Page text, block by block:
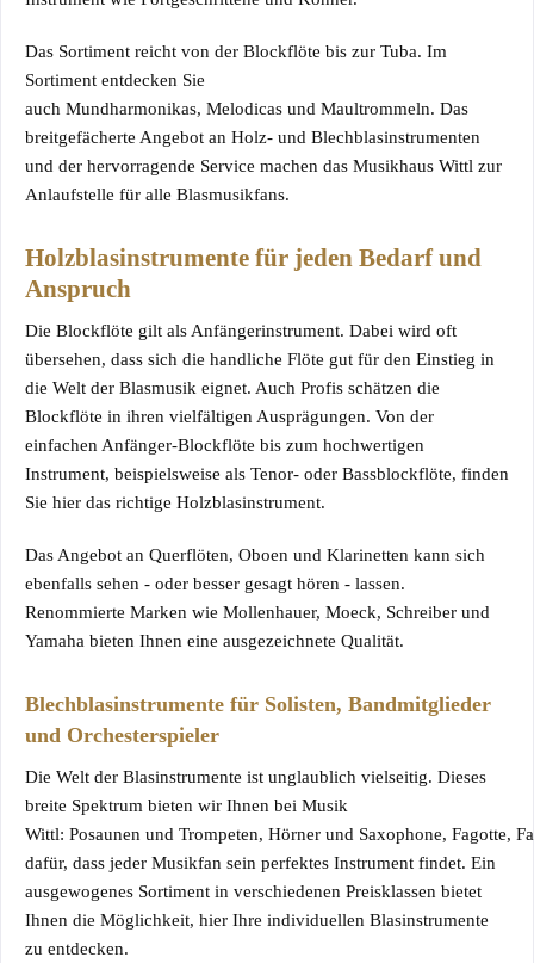
Das Sortiment reicht von der Blockflöte bis zur Tuba. Im
Sortiment entdecken Sie
auch Mundharmonikas, Melodicas und Maultrommeln. Das
breitgefächerte Angebot an Holz- und Blechblasinstrumenten
und der hervorragende Service machen das Musikhaus Wittl zur
Anlaufstelle für alle Blasmusikfans.
Holzblasinstrumente für jeden Bedarf und
Anspruch
Die Blockflöte gilt als Anfängerinstrument. Dabei wird oft
übersehen, dass sich die handliche Flöte gut für den Einstieg in
die Welt der Blasmusik eignet. Auch Profis schätzen die
Blockflöte in ihren vielfältigen Ausprägungen. Von der
einfachen Anfänger-Blockflöte bis zum hochwertigen
Instrument, beispielsweise als Tenor- oder Bassblockflöte, finden
Sie hier das richtige Holzblasinstrument.
Das Angebot an Querflöten, Oboen und Klarinetten kann sich
ebenfalls sehen - oder besser gesagt hören - lassen.
Renommierte Marken wie Mollenhauer, Moeck, Schreiber und
Yamaha bieten Ihnen eine ausgezeichnete Qualität.
Blechblasinstrumente für Solisten, Bandmitglieder
und Orchesterspieler
Die Welt der Blasinstrumente ist unglaublich vielseitig. Dieses
breite Spektrum bieten wir Ihnen bei Musik
Wittl: Posaunen und Trompeten, Hörner und Saxophone, Fagotte,
dafür, dass jeder Musikfan sein perfektes Instrument findet. Ein
ausgewogenes Sortiment in verschiedenen Preisklassen bietet
Ihnen die Möglichkeit, hier Ihre individuellen Blasinstrumente
zu entdecken.